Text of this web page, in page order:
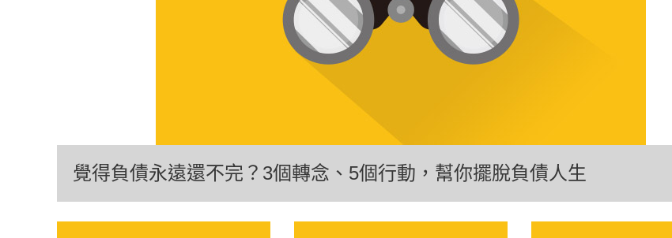
覺得負債永遠還不完？3個轉念、5個行動，幫你擺脫負債人生